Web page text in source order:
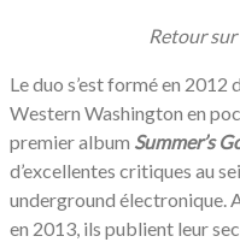
Retour sur
Le duo s’est formé en
Western Washington en
premier album Summer’s
d’excellentes critiques au
underground électronique.
en 2013, ils publient leur